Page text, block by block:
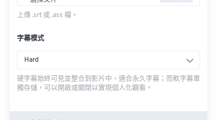
上傳 .srt 或 .ass 檔。
字幕模式
Hard
硬字幕始終可見並整合到影片中，適合永久字幕；而軟字幕單
獨存儲，可以開啟或關閉以實現個人化觀看。